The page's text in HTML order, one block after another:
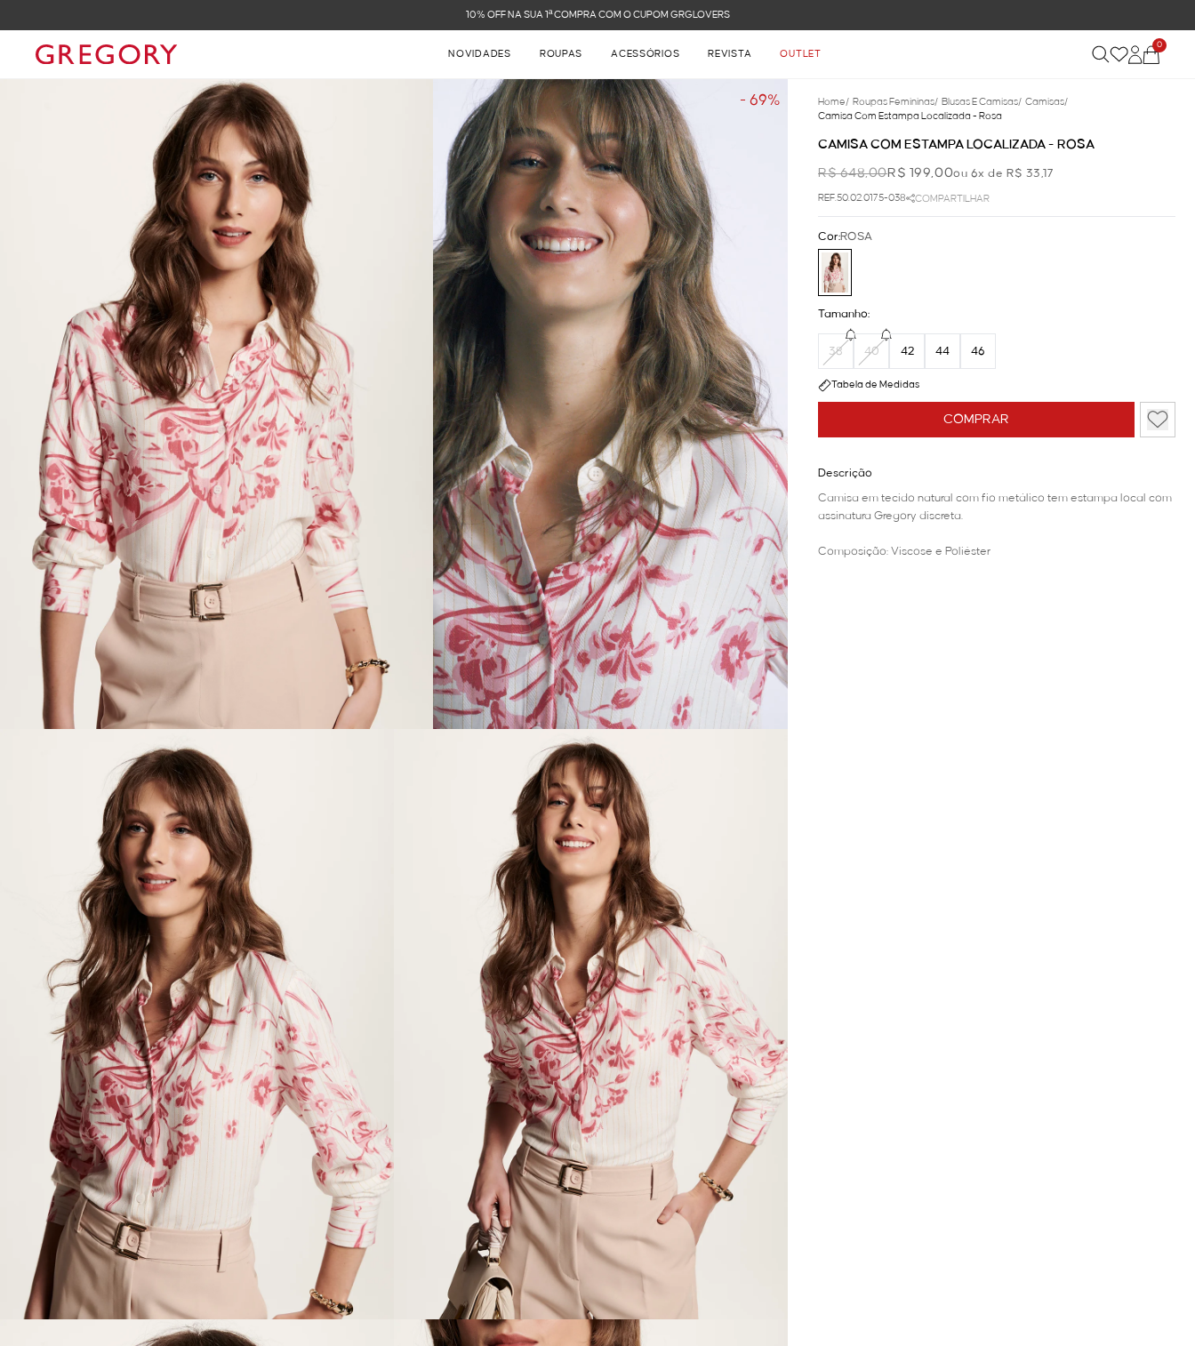
FRETE GRÁTIS NAS COMPRAS ACIMA DE R$ 899
NOVIDADES ROUPAS ACESSÓRIOS REVISTA OUTLET
0
- 69% Home/ Roupas Femininas/ Blusas E Camisas/ Camisas/
Camisa Com Estampa Localizada - Rosa
CAMISA COM ESTAMPA LOCALIZADA - ROSA
R$ 648,00R$ 199,00ou 6x de R$ 33,17
REF.50.02.0175-038 COMPARTILHAR
COMPRAR
Cor:ROSA
Tamanho:
38 40 42 44 46
Tabela de Medidas
Descrição
Camisa em tecido natural com fio metálico tem estampa local com
assinatura Gregory discreta.
Composição: Viscose e Poliéster